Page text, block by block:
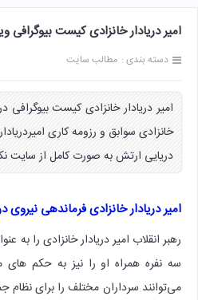
امیر دریادار خانزادی کیست بیوگرافی
دسته بندی : مطالب سایت
امیر دریادار خانزادی کیست بیوگرافی
خانزادی سوابق و رزومه کاری
دریایی ارتش به صورت کامل از سایت
امیر دریادار خانزادی فرماندهی
رهبر انقلاب امیر دریادار خانزادی را به
سه نفره همراه او را نیز به حکم
می‌توانند سرداران مختلف را برای نظام